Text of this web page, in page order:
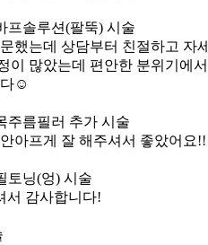
프솔루션(팔뚝) 시술
했는데 상담부터 친절하고
이 많았는데 편안한 분위기에
다☺️
주름필러 추가 시술
아프게 잘 해주셔서 좋았어
토닝(엉) 시술
서 감사합니다!